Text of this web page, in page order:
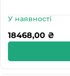
У наявності
18468,00 ₴